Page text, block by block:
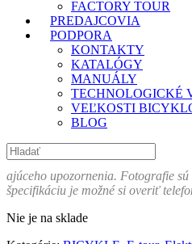
FACTORY TOUR
PREDAJCOVIA
PODPORA
KONTAKTY
KATALÓGY
MANUÁLY
TECHNOLOGICKÉ
VEĽKOSTI
BLOG
ajúceho upozornenia. Fotografie
špecifikáciu je možné si overiť
Nie je na sklade